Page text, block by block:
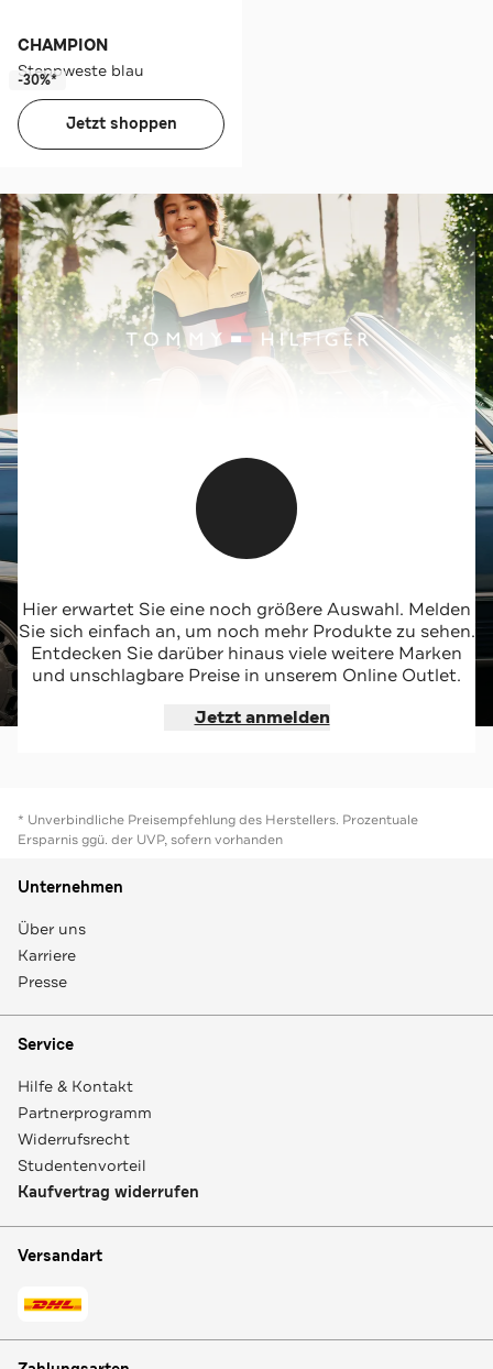
CHAMPION
Steppweste blau
-30%*
Jetzt shoppen
Jungen-Styles von Tommy Hilfiger
Jetzt shoppen
Hier erwartet Sie eine noch größere Auswahl. Melden
Sie sich einfach an, um noch mehr Produkte zu sehen.
Entdecken Sie darüber hinaus viele weitere Marken
und unschlagbare Preise in unserem Online Outlet.
Jetzt anmelden
* Unverbindliche Preisempfehlung des Herstellers. Prozentuale
Ersparnis ggü. der UVP, sofern vorhanden
Unternehmen
Über uns
Karriere
Presse
Service
Hilfe & Kontakt
Partnerprogramm
Widerrufsrecht
Studentenvorteil
Kaufvertrag widerrufen
Versandart